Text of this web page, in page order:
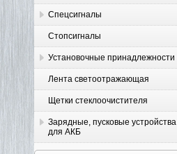
Спецсигналы
Стопсигналы
Установочные принадлежности
Лента светоотражающая
Щетки стеклоочистителя
Зарядные, пусковые устройства
для АКБ